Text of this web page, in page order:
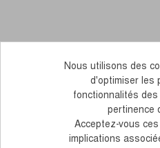
Nous utilisons des
d'optimiser les
fonctionnalités
pertinence
Acceptez-vous
implications